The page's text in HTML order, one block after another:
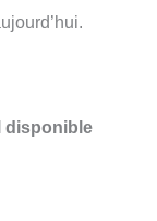
disponible